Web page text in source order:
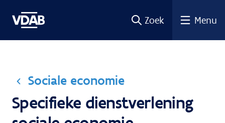
naar
Zoek Menu
Sociale economie
Specifieke dienstverlening